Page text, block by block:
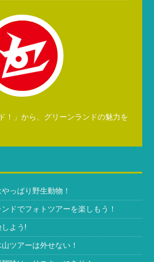
！」から、グリーンランドの魅力を
っぱり野生動物！
ドでフォトツアーを楽しもう！
よう!
ツアーは外せない！